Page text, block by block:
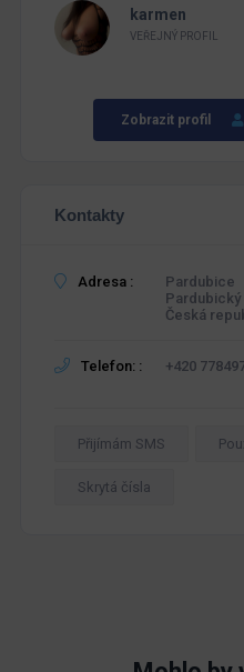
karmen
VEŘEJNÝ PROFIL
Zobrazit profil
Kontakty
Adresa :
Pardubice
Pardubický
Česká
Telefon: : +420
Přijímám SMS
Skrytá čísla